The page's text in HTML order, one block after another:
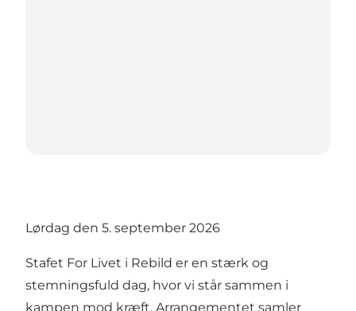
Lørdag den 5. september 2026
Stafet For Livet i Rebild er en stærk og
stemningsfuld dag, hvor vi står sammen i
kampen mod kræft. Arrangementet samler